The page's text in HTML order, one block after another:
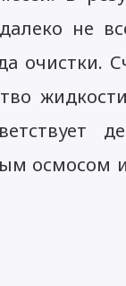
не
очистки.
осмосом и